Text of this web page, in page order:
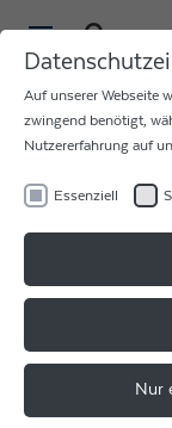
VON
BIS ZUR
Das F & K
Auf unserer Webseite
zwingend benötigt,
Nutzererfahrung auf
Essenziell
Nur